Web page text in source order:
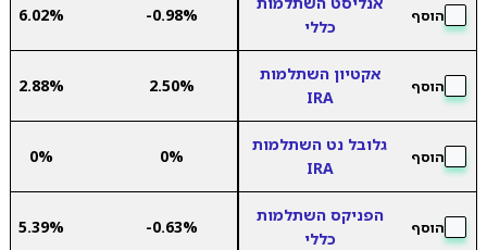
הוסף
כללי
-0.98%
6.02%
הוסף
אקטיון השתלמות
IRA
2.50%
2.88%
הוסף
גלובל נט השתלמות
IRA
0%
0%
הוסף
הפניקס השתלמות
כללי
-0.63%
5.39%